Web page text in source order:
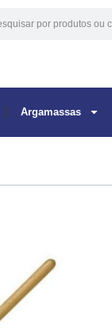
Argamassas